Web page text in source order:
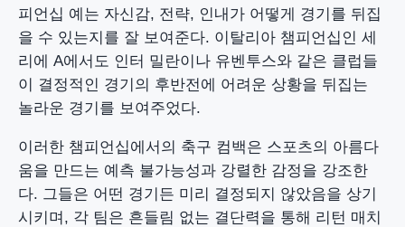
피언십 예는 자신감, 전략, 인내가 어떻게 경기를 뒤집
을 수 있는지를 잘 보여준다. 이탈리아 챔피언십인 세
리에 A에서도 인터 밀란이나 유벤투스와 같은 클럽들
이 결정적인 경기의 후반전에 어려운 상황을 뒤집는
놀라운 경기를 보여주었다.
이러한 챔피언십에서의 축구 컴백은 스포츠의 아름다
움을 만드는 예측 불가능성과 강렬한 감정을 강조한
다. 그들은 어떤 경기든 미리 결정되지 않았음을 상기
시키며, 각 팀은 흔들림 없는 결단력을 통해 리턴 매치